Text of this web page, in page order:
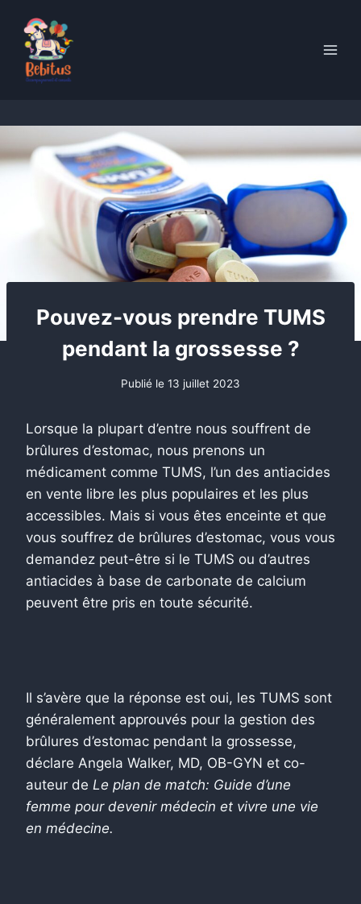
content
Pouvez-vous prendre TUMS
pendant la grossesse ?
Publié le 13 juillet 2023
Lorsque la plupart d’entre nous souffrent de
brûlures d’estomac, nous prenons un
médicament comme TUMS, l’un des antiacides
en vente libre les plus populaires et les plus
accessibles. Mais si vous êtes enceinte et que
vous souffrez de brûlures d’estomac, vous vous
demandez peut-être si le TUMS ou d’autres
antiacides à base de carbonate de calcium
peuvent être pris en toute sécurité.
Il s’avère que la réponse est oui, les TUMS sont
généralement approuvés pour la gestion des
brûlures d’estomac pendant la grossesse,
déclare Angela Walker, MD, OB-GYN et co-
auteur de Le plan de match: Guide d’une
femme pour devenir médecin et vivre une vie
en médecine.